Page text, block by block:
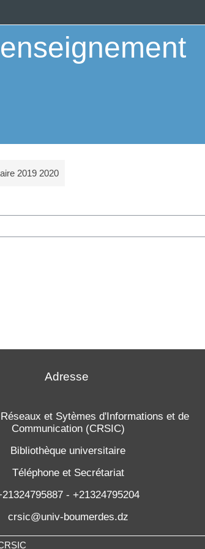
2019 2020
Adresse
et Sytèmes d'Informations et de
Communication (CRSIC)
Bibliothèque universitaire
Téléphone et Secrétariat
- +21324795204
crsic@univ-boumerdes.dz